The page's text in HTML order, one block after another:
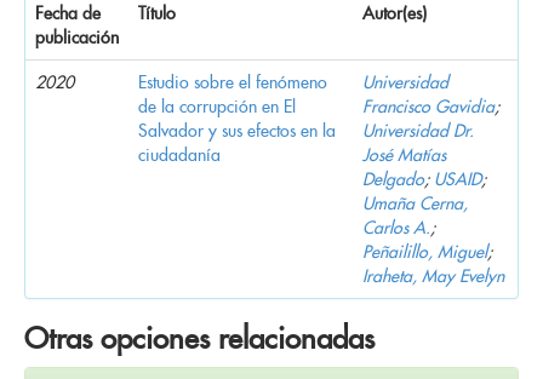
Fecha de
publicación
Título Autor(es)
2020
Estudio sobre el fenómeno
de la corrupción en El
Salvador y sus efectos en la
ciudadanía
Universidad
Francisco Gavidia;
Universidad Dr.
José Matías
Delgado; USAID;
Umaña Cerna,
Carlos A.;
Peñailillo, Miguel;
Iraheta, May Evelyn
Otras opciones relacionadas